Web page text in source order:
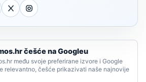
češće na Googleu
među svoje preferirane izvore i Google
relevantno, češće prikazivati naše najnovije